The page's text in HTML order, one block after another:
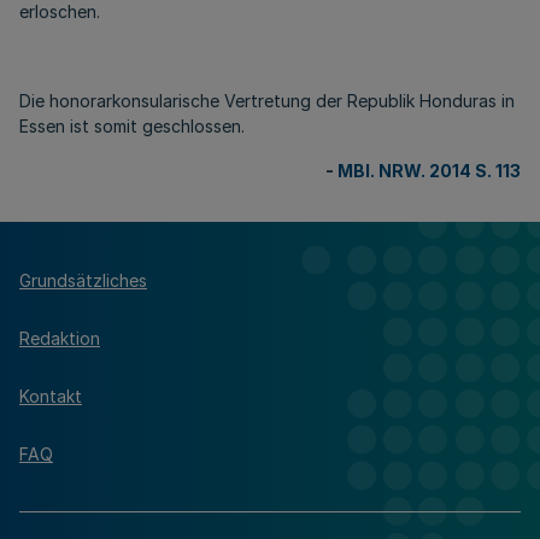
erloschen.
Die honorarkonsularische Vertretung der Republik Honduras in
Essen ist somit geschlossen.
- MBl. NRW. 2014 S. 113
Grundsätzliches
Redaktion
Kontakt
FAQ